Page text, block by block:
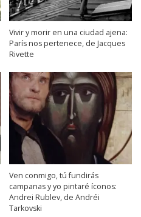
Vivir y morir en una ciudad ajena:
París nos pertenece, de Jacques
Rivette
Ven conmigo, tú fundirás
campanas y yo pintaré íconos:
Andrei Rublev, de Andréi
Tarkovski